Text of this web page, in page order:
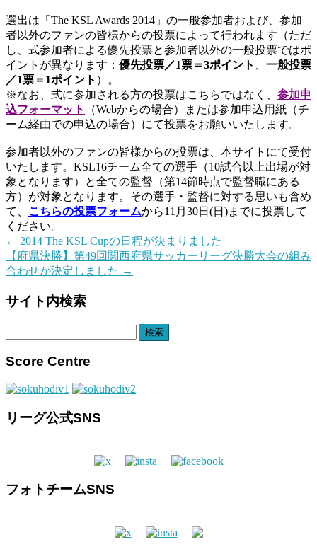
選出は「The KSL Awards 2014」の一般参加者および、参加
者以外のファンの皆様からの投票によって行われます（ただ
し、式参加者による優先投票と参加者以外の一般投票ではポ
イントが異なります： 優先投票／1票＝3ポイント
一般投票
／1票＝1ポイント ）。
※なお、式に参加される方の投票はこちらではなく、 参加申
込フォーマット
（Webからの場合）または参加申込用紙（チ
ーム経由での申込の場合）にて投票をお願いいたします。
参加者以外のファンの皆様からの投票は、本サイトにて受付
いたします。KSL16チーム全ての選手（10試合以上出場が対
象となります）と全ての監督（第14節時点で監督職にある
方）が対象となります。その選手・監督に対する思いも含め
て、 こちらの投票フォームから11月30日(日)までに投票して
ください。
← 2014 The KSL Cupの日程が決まりました
【府県決勝】第49回関西府県サッカーリーグ決勝大会の組み
合わせが決定しました →
サイト内検索
Score Centre
リーグ公式SNS
フォトチームSNS